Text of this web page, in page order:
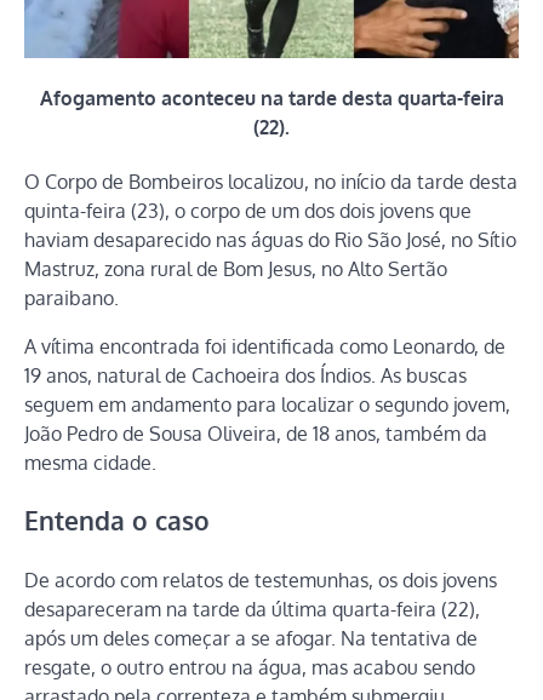
Afogamento aconteceu na tarde desta quarta-feira
(22).
O Corpo de Bombeiros localizou, no início da tarde desta
quinta-feira (23), o corpo de um dos dois jovens que
haviam desaparecido nas águas do Rio São José, no Sítio
Mastruz, zona rural de Bom Jesus, no Alto Sertão
paraibano.
A vítima encontrada foi identificada como Leonardo, de
19 anos, natural de Cachoeira dos Índios. As buscas
seguem em andamento para localizar o segundo jovem,
João Pedro de Sousa Oliveira, de 18 anos, também da
mesma cidade.
Entenda o caso
De acordo com relatos de testemunhas, os dois jovens
desapareceram na tarde da última quarta-feira (22),
após um deles começar a se afogar. Na tentativa de
resgate, o outro entrou na água, mas acabou sendo